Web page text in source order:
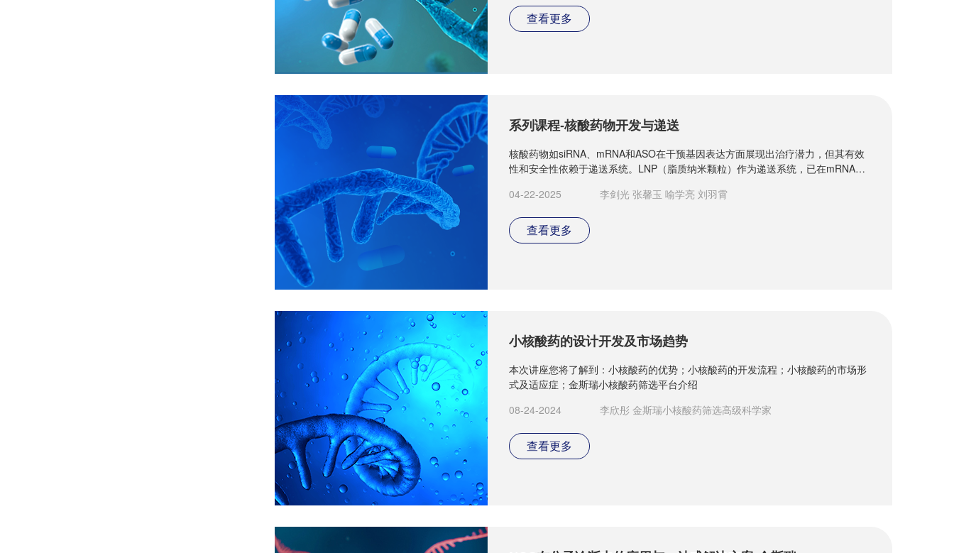
查看更多
系列课程-核酸药物开发与递送
核酸药物如siRNA、mRNA和ASO在干预基因表达方面展现出治疗潜力，但其有效
性和安全性依赖于递送系统。LNP（脂质纳米颗粒）作为递送系统，已在mRNA疫
用。本次直播将探讨核酸药物与LNP技术在疾病治疗中的应用、挑战与发展，适合
04-22-2025 李剑光 张馨玉 喻学亮 刘羽霄
查看更多
小核酸药的设计开发及市场趋势
本次讲座您将了解到：小核酸药的优势；小核酸药的开发流程；小核酸药的市场形
式及适应症；金斯瑞小核酸药筛选平台介绍
08-24-2024
李欣彤 金斯瑞小核酸药筛选高级科学家
查看更多